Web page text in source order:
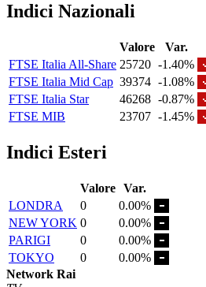
Indici Nazionali
Valore
Var.
FTSE Italia All-Share 25720 -1.40%
FTSE Italia Mid Cap 39374 -1.08%
FTSE Italia Star
46268 -0.87%
FTSE MIB
23707 -1.45%
Indici Esteri
Valore Var.
LONDRA
0
0.00%
NEW YORK 0
0.00%
PARIGI
0
0.00%
TOKYO
0
0.00%
Network Rai